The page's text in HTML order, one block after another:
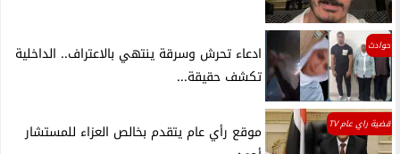
حوادث
ادعاء تحرش وسرقة ينتهي بالاعتراف.. الداخلية
تكشف حقيقة...
قضية راي عام TV
موقع رأي عام يتقدم بخالص العزاء للمستشار